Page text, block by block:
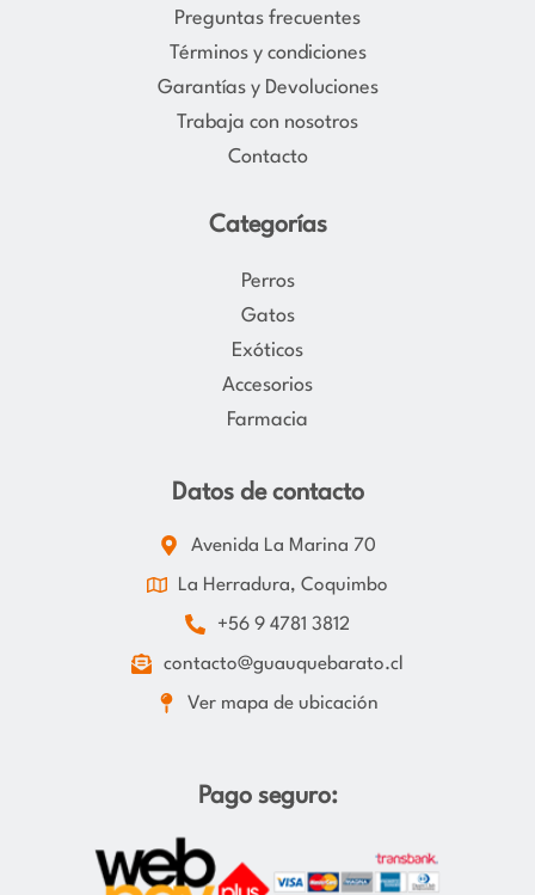
r
a
m
o
k
Preguntas frecuentes
Términos y condiciones
Garantías y Devoluciones
Trabaja con nosotros
Contacto
Categorías
Perros
Gatos
Exóticos
Accesorios
Farmacia
Datos de contacto
Avenida La Marina 70
La Herradura, Coquimbo
+56 9 4781 3812
contacto@guauquebarato.cl
Ver mapa de ubicación
Pago seguro: